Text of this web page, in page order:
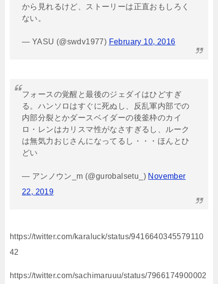
から見れるけど、ストーリーは正直おもしろく
ない。
— YASU (@swdv1977) February 10, 2016
フォースの覚醒と最後のジェダイはひどすぎ
る。ハンソロはすぐに死ぬし、反乱軍内部での
内部分裂とかダースベイダーの後釜枠のカイ
ロ・レンはカリスマ性がなさすぎるし、ルーク
は無気力おじさんになってるし・・・ほんとひ
どい
— アンノウン_m (@gurobalsetu_) November
22, 2019
https://twitter.com/karaluck/status/9416640345579110
42
https://twitter.com/sachimaruuu/status/7966174900002